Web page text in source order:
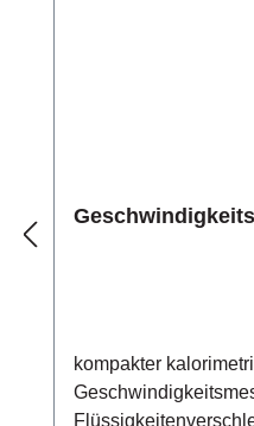
kompakter